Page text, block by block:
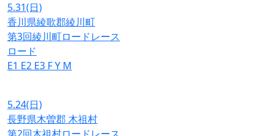
5.31(日)
香川県綾歌郡綾川町
第3回綾川町ロードレース
ロード
E1 E2 E3 FY M
5.24(日)
長野県木曽郡 木祖村